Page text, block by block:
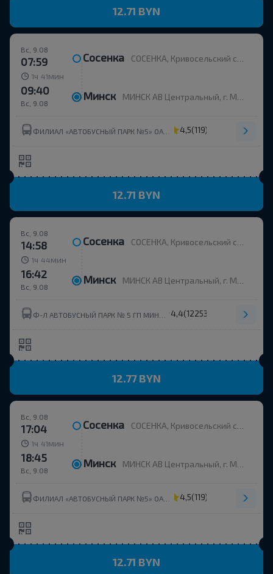
12.71 BYN
Вс, 9.08
07:59 Сосенка СОСЕНКА, Кривосельский с/с Вилейский р-н МИНСКАЯ ОБЛ. Беларусь
1ч 41 мин
Вс, 9.08
09:40 Минск МИНСК АВ Центральный, г. Минск, ул. Бобруйская, 6
4,5(119)
12.71 BYN
Вс, 9.08
14:58 Сосенка СОСЕНКА, Кривосельский с/с Вилейский р-н МИНСКАЯ ОБЛ. Беларусь
1ч 44 мин
Вс, 9.08
16:42 Минск МИНСК АВ Центральный, г. Минск, ул. Бобруйская, 6
4,4(12253)
12.77 BYN
Вс, 9.08
17:04 Сосенка СОСЕНКА, Кривосельский с/с Вилейский р-н МИНСКАЯ ОБЛ. Беларусь
1ч 41 мин
Вс, 9.08
18:45 Минск МИНСК АВ Центральный, г. Минск, ул. Бобруйская, 6
4,5(119)
12.71 BYN